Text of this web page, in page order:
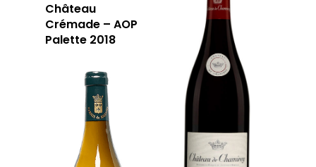
Château
Crémade – AOP
Palette 2018